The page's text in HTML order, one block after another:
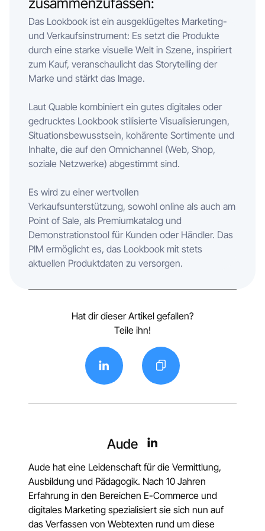
Das Lookbook ist ein ausgeklügeltes Marketing-
und Verkaufsinstrument: Es setzt die Produkte
durch eine starke visuelle Welt in Szene, inspiriert
zum Kauf, veranschaulicht das Storytelling der
Marke und stärkt das Image.
Laut Quable kombiniert ein gutes digitales oder
gedrucktes Lookbook stilisierte Visualisierungen,
Situationsbewusstsein, kohärente Sortimente und
Inhalte, die auf den Omnichannel (Web, Shop,
soziale Netzwerke) abgestimmt sind.
Es wird zu einer wertvollen
Verkaufsunterstützung, sowohl online als auch am
Point of Sale, als Premiumkatalog und
Demonstrationstool für Kunden oder Händler. Das
PIM ermöglicht es, das Lookbook mit stets
aktuellen Produktdaten zu versorgen.
Hat dir dieser Artikel gefallen?
Teile ihn!
Aude
Aude hat eine Leidenschaft für die Vermittlung,
Ausbildung und Pädagogik. Nach 10 Jahren
Erfahrung in den Bereichen E-Commerce und
digitales Marketing spezialisiert sie sich nun auf
das Verfassen von Webtexten rund um diese